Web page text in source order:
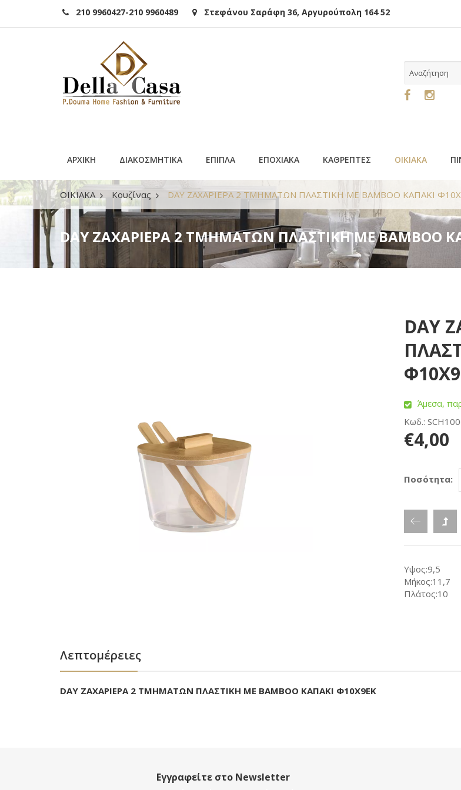
210 9960427-210 9960489 Στεφάνου Σαράφη 36, Αργυρούπολη 164 52
ΑΡΧΙΚΗ ΔΙΑΚΟΣΜΗΤΙΚΑ ΕΠΙΠΛΑ ΕΠΟΧΙΑΚΑ ΚΑΘΡΕΠΤΕΣ ΟΙΚΙΑΚΑ
ΟΙΚΙΑΚΑ Κουζίνας DAY ΖΑΧΑΡΙΕΡΑ 2 ΤΜΗΜΑΤΩΝ ΠΛΑΣΤΙΚΗ ΜΕ BAMBOO ΚΑΠΑΚΙ
DAY ΖΑΧΑΡΙΕΡΑ 2 ΤΜΗΜΑΤΩΝ ΠΛΑΣΤΙΚΗ ΜΕ BAMBOO
DAY
Άμεσα,
Κωδ.:
€4,00
Ποσότητα:
Υψος:9,5
Μήκος:11,7
Πλάτος:10
Λεπτομέρειες
DAY ΖΑΧΑΡΙΕΡΑ 2 ΤΜΗΜΑΤΩΝ ΠΛΑΣΤΙΚΗ ΜΕ BAMBOO ΚΑΠΑΚΙ Φ10Χ9ΕΚ
Εγγραφείτε στο Newsletter